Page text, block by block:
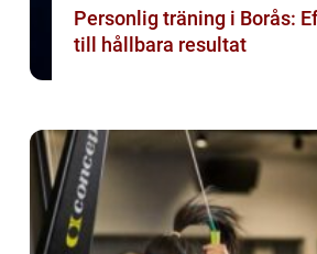
Personlig träning i Borås:
till hållbara resultat